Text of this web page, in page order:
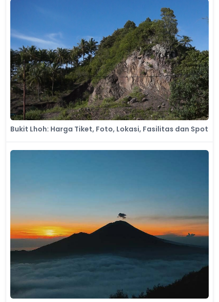
Bukit Lhoh: Harga Tiket, Foto, Lokasi, Fasilitas dan Spot